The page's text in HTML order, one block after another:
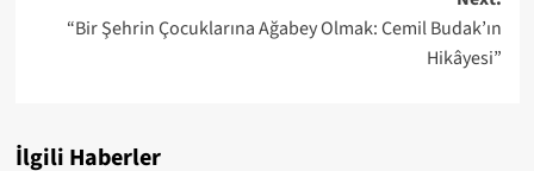
“Bir Şehrin Çocuklarına Ağabey Olmak: Cemil Budak’ın
Hikâyesi”
İlgili Haberler